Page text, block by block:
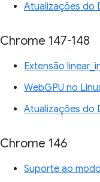
Atualizações do
Chrome 147-148
Extensão
WebGPU no
Atualizações do
Chrome 146
Suporte ao